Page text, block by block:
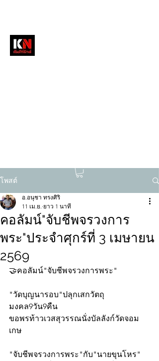
โพสต์
คอลัมน์"จับชีพจรวงการ
พระ"ประจำศุกร์ที่ 3 เมษายน
2569
อ.อนุชา ทรงศิริ
11 เม.ย. ยาว 1 นาที
🤝คอลัมน์"จับชีพจรวงการพระ"
"วัดบุญนารอบ"ปลุกเสกวัตถุ
มงคล9วัน9คืน
ขอพรท้าวเวสสุวรรณนั่งบัลลังก์วัดจอม
เกษ
"จับชีพจรวงการพระ"กับ"นายขุนโหร"